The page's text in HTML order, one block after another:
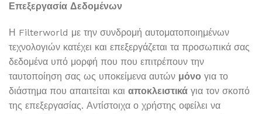
Επεξεργασία Δεδομένων
Η Filterworld με την συνδρομή αυτοματοποιημένων
τεχνολογιών κατέχει και επεξεργάζεται τα προσωπικά σας
δεδομένα υπό μορφή που που επιτρέπουν την
ταυτοποίηση σας ως υποκείμενα αυτών μόνο για το
διάστημα που απαιτείται και αποκλειστικά για τον σκοπό
της επεξεργασίας. Αντίστοιχα ο χρήστης οφείλει να